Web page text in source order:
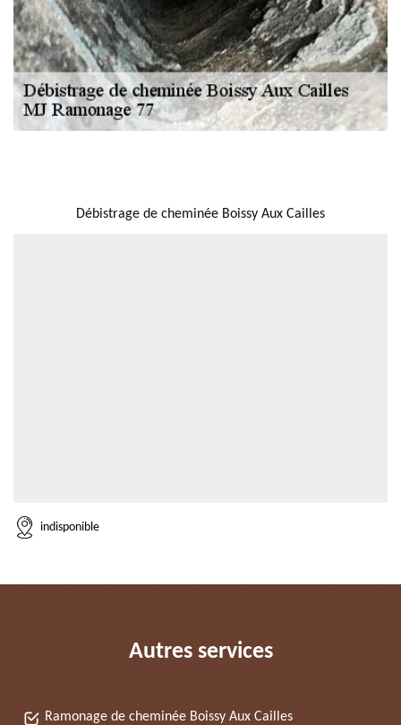
Débistrage de cheminée Boissy Aux Cailles
indisponible
Autres services
Ramonage de cheminée Boissy Aux Cailles